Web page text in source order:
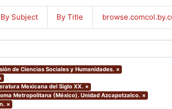
By Subject By Title
de Ciencias Sociales y Humanidades. ×
Mexicana del Siglo XX. ×
Metropolitana (México). Unidad Azcapotzalco. ×
×